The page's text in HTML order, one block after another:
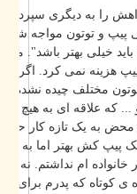
به دیگری سپرد و بعد
توتون مواجه شدم که
بهتر باشد". مسلماً
نمی کرد. اگر تقاضا
نبود در این جا 30 مدل توتون مختلف
علاقه ای به هیچ
یک تازه کار حرفه
بهتر اما به طور کلی
ام نداشتم. نه پدرم و
که پدرم برای چند